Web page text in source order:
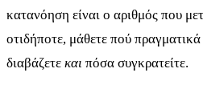
κατανόηση είναι ο αριθμός που
οτιδήποτε, μάθετε πού
διαβάζετε και πόσα συγκρατείτε.